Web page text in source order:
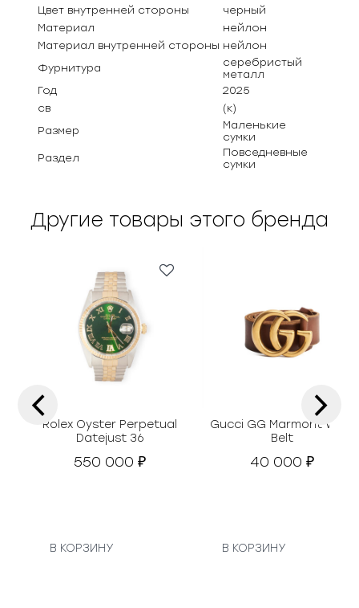
Цвет внутренней стороны
черный
Материал
нейлон
Материал внутренней стороны нейлон
Фурнитура
серебристый
металл
Год
2025
св
(к)
Размер
Маленькие
сумки
Раздел
Повседневные
сумки
Другие товары этого бренда
Rolex Oyster Perpetual
Datejust 36
550 000₽
В КОРЗИНУ
Gucci GG Marmont Wide
Belt
40 000₽
В КОРЗИНУ
‹ ›